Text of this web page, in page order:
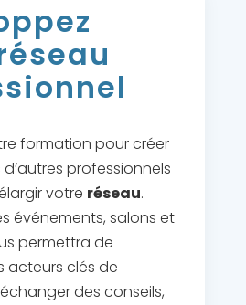
formation pour créer
professionnels
votre réseau.
événements, salons et
permettra de
acteurs clés de
des conseils,